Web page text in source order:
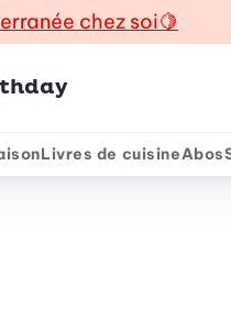
chez soi🍋
Livres de cuisineAbos